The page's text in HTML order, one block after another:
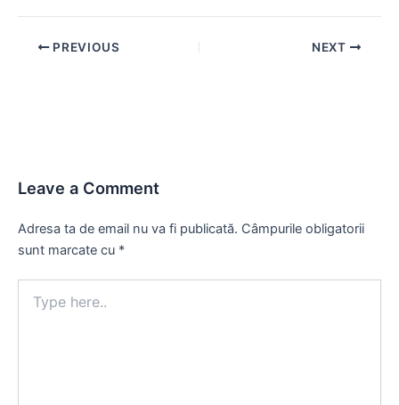
Post PREVIOUS NEXT
Leave a Comment
Adresa ta de email nu va fi publicată. Câmpurile obligatorii
sunt marcate cu *
here..